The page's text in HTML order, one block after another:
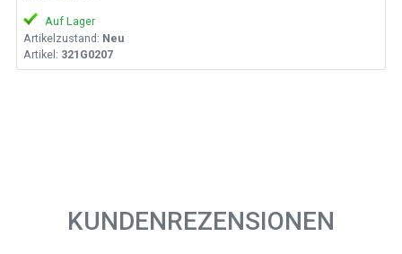
Auf Lager
Artikelzustand: Neu
Artikel: 321G0207
KUNDENREZENSIONEN